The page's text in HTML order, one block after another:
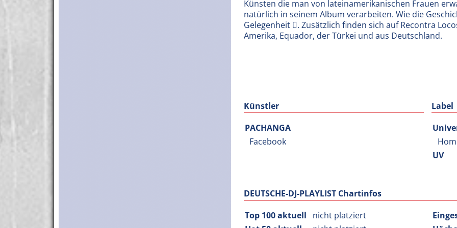
Künsten die man von lateinamerikanischen Frauen
natürlich in seinem Album verarbeiten. Wie die
Gelegenheit . Zusätzlich finden sich auf Recontra
Amerika, Equador, der Türkei und aus Deutschland.
Künstler
PACHANGA
Facebook
Label
UV
DEUTSCHE-DJ-PLAYLIST Chartinfos
Top 100 aktuell
nicht platziert